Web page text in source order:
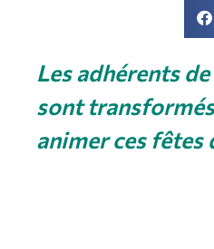
Les adhérents
sont
animer ces fêtes